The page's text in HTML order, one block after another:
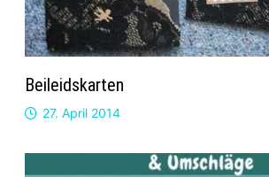
Beileidskarten
27. April 2014